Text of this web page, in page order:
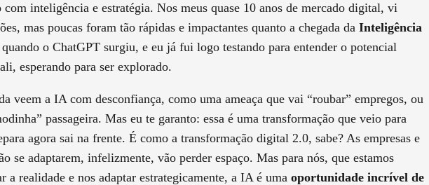
com inteligência e estratégia. Nos meus quase 10 anos de mercado digital, vi
mas poucas foram tão rápidas e impactantes quanto a chegada da Inteligência
o ChatGPT surgiu, e eu já fui logo testando para entender o potencial
esperando para ser explorado.
veem a IA com desconfiança, como uma ameaça que vai “roubar” empregos, ou
passageira. Mas eu te garanto: essa é uma transformação que veio para
agora sai na frente. É como a transformação digital 2.0, sabe? As empresas e
se adaptarem, infelizmente, vão perder espaço. Mas para nós, que estamos
a realidade e nos adaptar estrategicamente, a IA é uma oportunidade incrível de